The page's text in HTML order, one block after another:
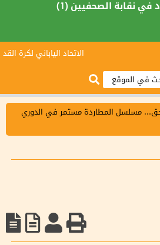
في نقابة الصحفيين (1)
الاتحاد الياباني لكرة
مسلسل المطاردة مستمر في الدوري